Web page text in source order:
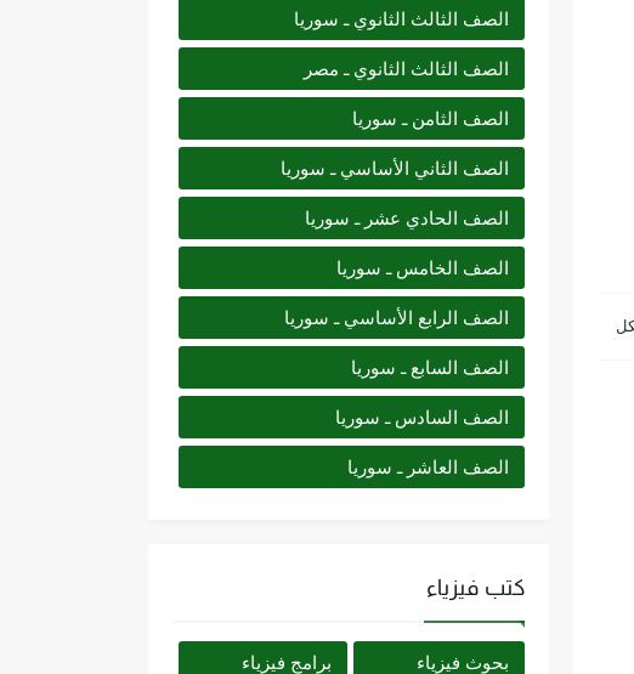
الصف الثالث الثانوي ـ سوريا
الصف الثالث الثانوي ـ مصر
الصف الثامن ـ سوريا
الصف الثاني الأساسي ـ سوريا
الصف الحادي عشر ـ سوريا
الصف الخامس ـ سوريا
الصف الرابع الأساسي ـ سوريا
الصف السابع ـ سوريا
الصف السادس ـ سوريا
الصف العاشر ـ سوريا
كتب فيزياء
بحوث فيزياء برامج فيزياء